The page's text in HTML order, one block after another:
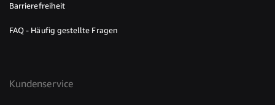
Barrierefreiheit
FAQ - Häufig gestellte Fragen
Kundenservice